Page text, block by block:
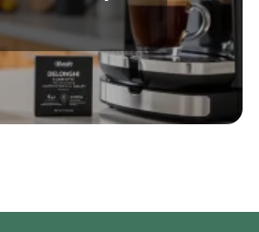
Delonghi?